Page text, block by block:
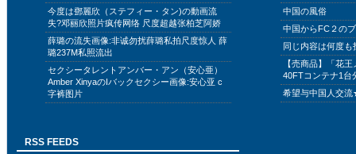
今度は鄧麗欣（ステフィー・タン)の動画流
失?邓丽欣照片疯传网络 尺度超越张柏芝阿娇
薛璐の流失画像:非诚勿扰薛璐私拍尺度惊人 薛
璐237M私照流出
セクシータレントアンバー・アン（安心亜）
Amber XinyaのIバックセクシー画像:安心亚 c
字裤图片
中国の風俗
中国からFC２の
同じ内容は何度
【売商品】「花
40FTコンテナ1台
希望与中国人交
RSS FEEDS